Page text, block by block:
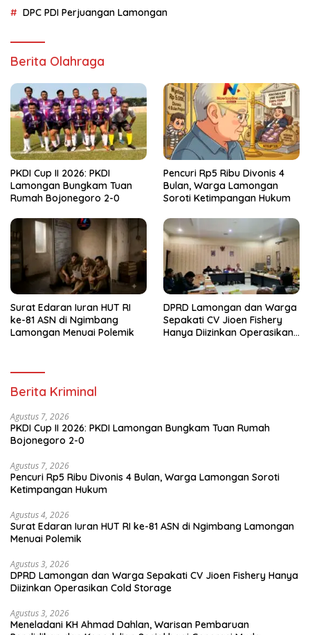
DPC PDI Perjuangan Lamongan
Berita Olahraga
PKDI Cup II 2026: PKDI
Lamongan Bungkam Tuan
Rumah Bojonegoro 2-0
Pencuri Rp5 Ribu Divonis 4
Bulan, Warga Lamongan
Soroti Ketimpangan Hukum
Surat Edaran Iuran HUT RI
ke-81 ASN di Ngimbang
Lamongan Menuai Polemik
DPRD Lamongan dan Warga
Sepakati CV Jioen Fishery
Hanya Diizinkan Operasikan
Berita Kriminal
Agustus 7, 2026
PKDI Cup II 2026: PKDI Lamongan Bungkam Tuan Rumah
Bojonegoro 2-0
Agustus 7, 2026
Pencuri Rp5 Ribu Divonis 4 Bulan, Warga Lamongan Soroti
Ketimpangan Hukum
Agustus 4, 2026
Surat Edaran Iuran HUT RI ke-81 ASN di Ngimbang Lamongan
Menuai Polemik
Agustus 3, 2026
DPRD Lamongan dan Warga Sepakati CV Jioen Fishery Hanya
Diizinkan Operasikan Cold Storage
Agustus 3, 2026
Meneladani KH Ahmad Dahlan, Warisan Pembaruan